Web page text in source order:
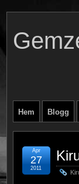
Hem Blogg
Apr
27
2011